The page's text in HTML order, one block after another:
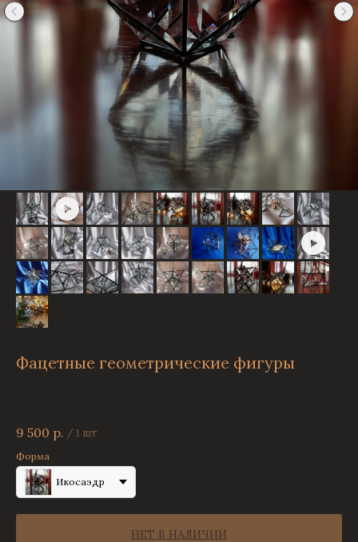
Фацетные геометрические фигуры
9 500 р. /1 шт
Форма
Икосаэдр
НЕТ В НАЛИЧИИ